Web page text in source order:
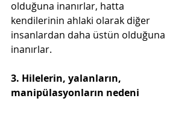
olduğuna inanırlar, hatta
kendilerinin ahlaki olarak diğer
insanlardan daha üstün olduğuna
inanırlar.
3. Hilelerin, yalanların,
manipülasyonların nedeni